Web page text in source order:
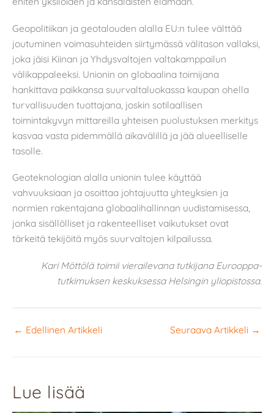
Geopolitiikan ja geotalouden alalla EU:n tulee välttää
joutuminen voimasuhteiden siirtymässä välitason vallaksi,
joka jäisi Kiinan ja Yhdysvaltojen valtakamppailun
välikappaleeksi. Unionin on globaalina toimijana
hankittava paikkansa suurvaltaluokassa kaupan ohella
turvallisuuden tuottajana, joskin sotilaallisen
toimintakyvyn mittareilla yhteisen puolustuksen merkitys
kasvaa vasta pidemmällä aikavälillä ja jää alueelliselle
tasolle.
Geoteknologian alalla unionin tulee käyttää
vahvuuksiaan ja osoittaa johtajuutta yhteyksien ja
normien rakentajana globaalihallinnan uudistamisessa,
jonka sisällölliset ja rakenteelliset vaikutukset ovat
tärkeitä tekijöitä myös suurvaltojen kilpailussa.
Kari Möttölä toimii vierailevana tutkijana Eurooppa-
tutkimuksen keskuksessa Helsingin yliopistossa.
← Edellinen Artikkeli Seuraava Artikkeli →
Lue lisää